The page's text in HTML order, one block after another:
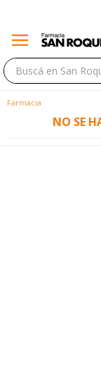
menu
Farmacia
NO SE
close